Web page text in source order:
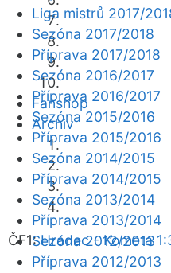
Fanshop
Archiv
ČF1:Hradec - Kometa
Liga mistrů 2017/
Sezóna 2017/2018
Příprava 2017/2018
Sezóna 2016/2017
Příprava 2016/2017
Sezóna 2015/2016
Příprava 2015/2016
Sezóna 2014/2015
Příprava 2014/2015
Sezóna 2013/2014
Příprava 2013/2014
Sezóna 2012/2013
Příprava 2012/2013